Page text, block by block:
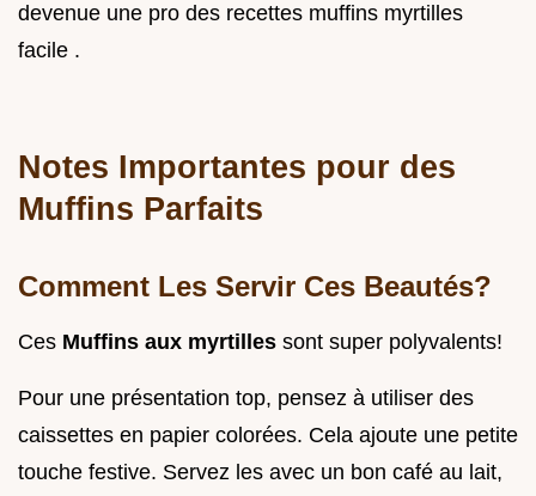
devenue une pro des recettes muffins myrtilles
facile .
Notes Importantes pour des
Muffins Parfaits
Comment Les Servir Ces Beautés?
Ces Muffins aux myrtilles sont super polyvalents!
Pour une présentation top, pensez à utiliser des
caissettes en papier colorées. Cela ajoute une petite
touche festive. Servez les avec un bon café au lait,